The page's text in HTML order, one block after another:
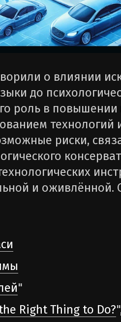
о влиянии
до
роль в
риски,
и оживлённой.
"
Right Thing to Do?